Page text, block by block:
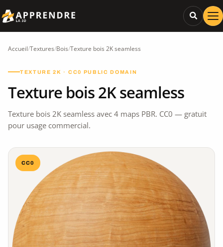
Accueil/Textures/Bois/Texture bois 2K seamless
TEXTURE 2K · CC0 PUBLIC DOMAIN
Texture bois 2K seamless
Texture bois 2K seamless avec 4 maps PBR. CC0 — gratuit
pour usage commercial.
CC0